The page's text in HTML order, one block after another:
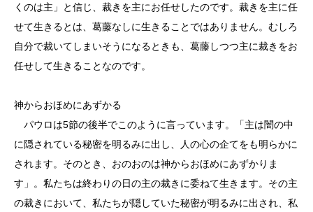
くのは主」と信じ、裁きを主にお任せしたのです。裁きを主に任
せて生きるとは、葛藤なしに生きることではありません。むしろ
自分で裁いてしまいそうになるときも、葛藤しつつ主に裁きをお
任せして生きることなのです。
神からおほめにあずかる
パウロは5節の後半でこのように言っています。「主は闇の中
に隠されている秘密を明るみに出し、人の心の企てをも明らかに
されます。そのとき、おのおのは神からおほめにあずかりま
す」。私たちは終わりの日の主の裁きに委ねて生きます。その主
の裁きにおいて、私たちが隠していた秘密が明るみに出され、私